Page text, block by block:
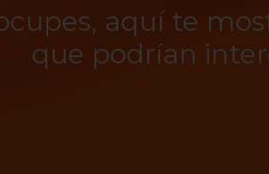
aquí te
que podrían